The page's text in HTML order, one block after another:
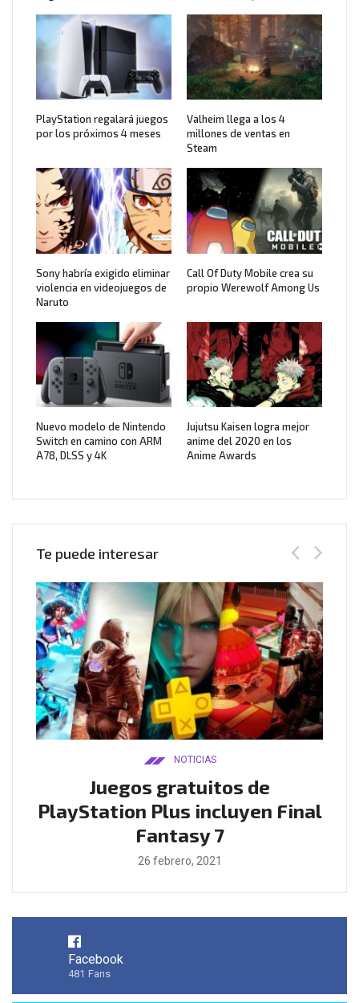
PlayStation regalará juegos
por los próximos 4 meses
Valheim llega a los 4
millones de ventas en
Steam
Sony habría exigido eliminar
violencia en videojuegos de
Naruto
Call Of Duty Mobile crea su
propio Werewolf Among Us
Nuevo modelo de Nintendo
Switch en camino con ARM
A78, DLSS y 4K
Jujutsu Kaisen logra mejor
anime del 2020 en los
Anime Awards
Te puede interesar
NOTICIAS
Juegos gratuitos de
PlayStation Plus incluyen Final
Fantasy 7
26 febrero, 2021
Facebook
481 Fans